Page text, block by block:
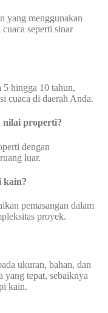
yang menggunakan
seperti sinar
5 hingga 10 tahun,
cuaca di daerah Anda.
nilai properti?
dengan
luar.
kain?
pemasangan dalam
proyek.
ukuran, bahan, dan
yang tepat, sebaiknya
kain.